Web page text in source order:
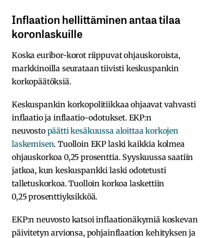
Inflaation hellittäminen antaa tilaa
koronlaskuille
Koska euribor-korot riippuvat ohjauskoroista,
markkinoilla seurataan tiivisti keskuspankin
korkopäätöksiä.
Keskuspankin korkopolitiikkaa ohjaavat vahvasti
inflaatio ja inflaatio-odotukset. EKP:n
neuvosto päätti kesäkuussa aloittaa korkojen
laskemisen. Tuolloin EKP laski kaikkia kolmea
ohjauskorkoa 0,25 prosenttia. Syyskuussa saatiin
jatkoa, kun keskuspankki laski odotetusti
talletuskorkoa. Tuolloin korkoa laskettiin
0,25 prosenttiyksikköä.
EKP:n neuvosto katsoi inflaationäkymiä koskevan
päivitetyn arvionsa, pohjainflaation kehityksen ja